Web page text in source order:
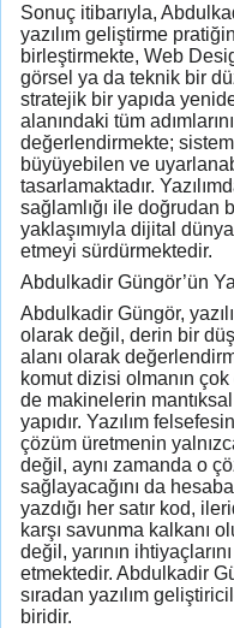
Sonuç itibarıyla,
yazılım geliştirme
birleştirmekte, Web
görsel ya da teknik bir
stratejik bir yapıda
alanındaki tüm
değerlendirmekte;
büyüyebilen ve
tasarlamaktadır.
sağlamlığı ile doğrudan
yaklaşımıyla dijital
etmeyi sürdürmektedir.
Abdulkadir Güngör’ün
Abdulkadir Güngör,
olarak değil, derin bir
alanı olarak
komut dizisi olmanın
de makinelerin
yapıdır. Yazılım
çözüm üretmenin
değil, aynı zamanda o
sağlayacağını da
yazdığı her satır kod,
karşı savunma kalkanı
değil, yarının
etmektedir. Abdulkadir
sıradan yazılım
biridir.